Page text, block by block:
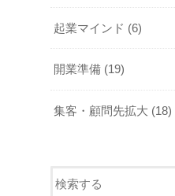
起業マインド (6)
開業準備 (19)
集客・顧問先拡大 (18)